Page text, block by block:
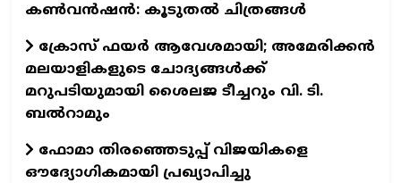
കണ്‍വന്‍ഷന്‍: കൂടുതല്‍ ചിത്രങ്ങള്‍
ക്രോസ് ഫയർ ആവേശമായി; അമേരിക്കൻ
മലയാളികളുടെ ചോദ്യങ്ങൾക്ക്
മറുപടിയുമായി ശൈലജ ടീച്ചറും വി. ടി.
ബൽറാമും
ഫോമാ തിരഞ്ഞെടുപ്പ് വിജയികളെ
ഔദ്യോഗികമായി പ്രഖ്യാപിച്ചു